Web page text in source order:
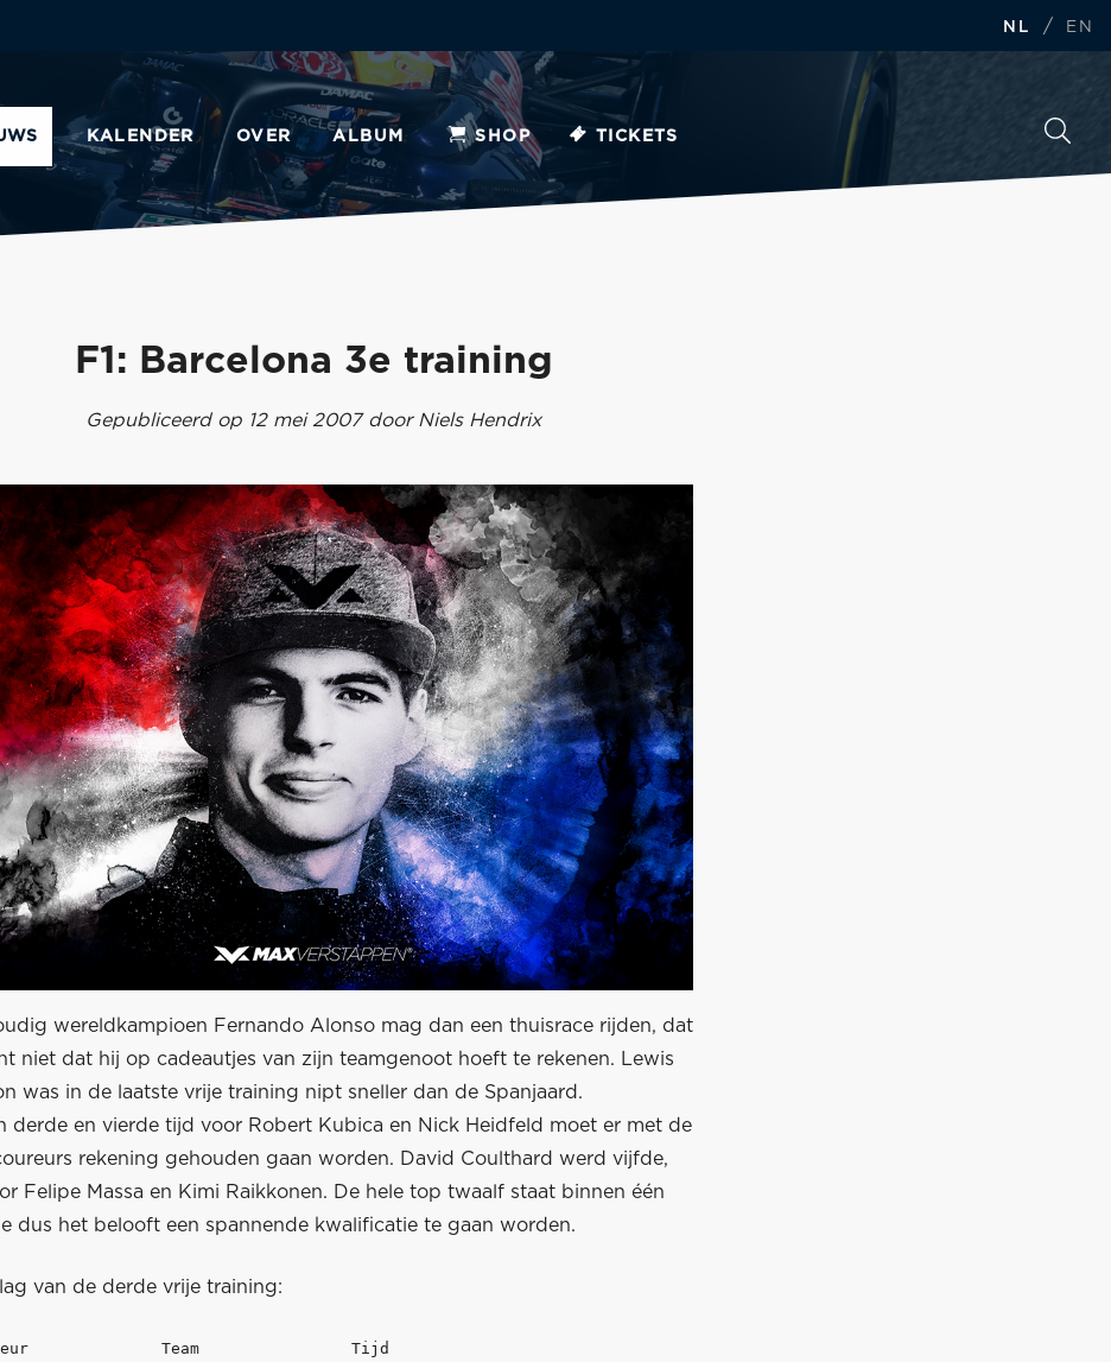
NL / EN
KALENDER OVER ALBUM SHOP TICKETS
F1: Barcelona 3e training
Gepubliceerd op 12 mei 2007 door Niels Hendrix
wereldkampioen Fernando Alonso mag dan een thuisrace rijden, dat
niet dat hij op cadeautjes van zijn teamgenoot hoeft te rekenen. Lewis
was in de laatste vrije training nipt sneller dan de Spanjaard.
derde en vierde tijd voor Robert Kubica en Nick Heidfeld moet er met de
rekening gehouden gaan worden. David Coulthard werd vijfde,
Felipe Massa en Kimi Raikkonen. De hele top twaalf staat binnen één
dus het belooft een spannende kwalificatie te gaan worden.
van de derde vrije training:
Team                Tijd